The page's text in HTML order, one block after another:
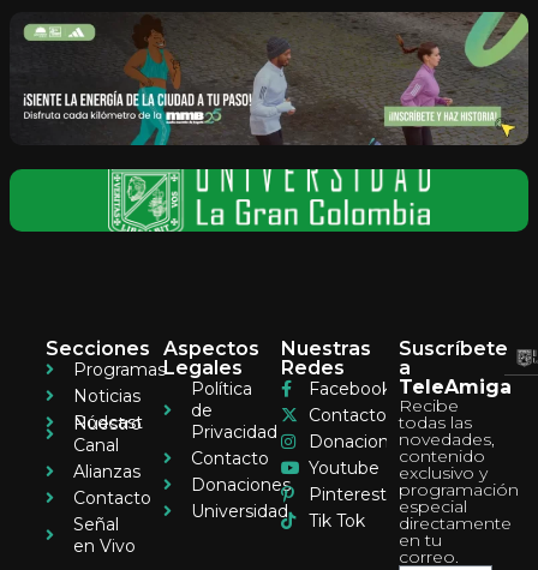
Secciones
Programas
Noticias
Pódcast
Nuestro
Canal
Alianzas
Contacto
Señal
en Vivo
Aspectos
Legales
Política
de
Privacidad
Contacto
Donaciones
Universidad
Nuestras
Redes
Facebook
Contacto
Donaciones
Youtube
Pinterest
Tik Tok
Suscríbete
a
TeleAmiga
Recibe
todas las
novedades,
contenido
exclusivo y
programación
especial
directamente
en tu
correo.